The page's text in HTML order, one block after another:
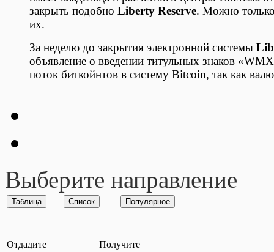
закрыть подобно Liberty Reserve. Можно только
их.
За неделю до закрытия электронной системы
объявление о введении титульных знаков
поток биткойнтов в систему Bitcoin, так как
Выберите направление
Отдадите
Получите